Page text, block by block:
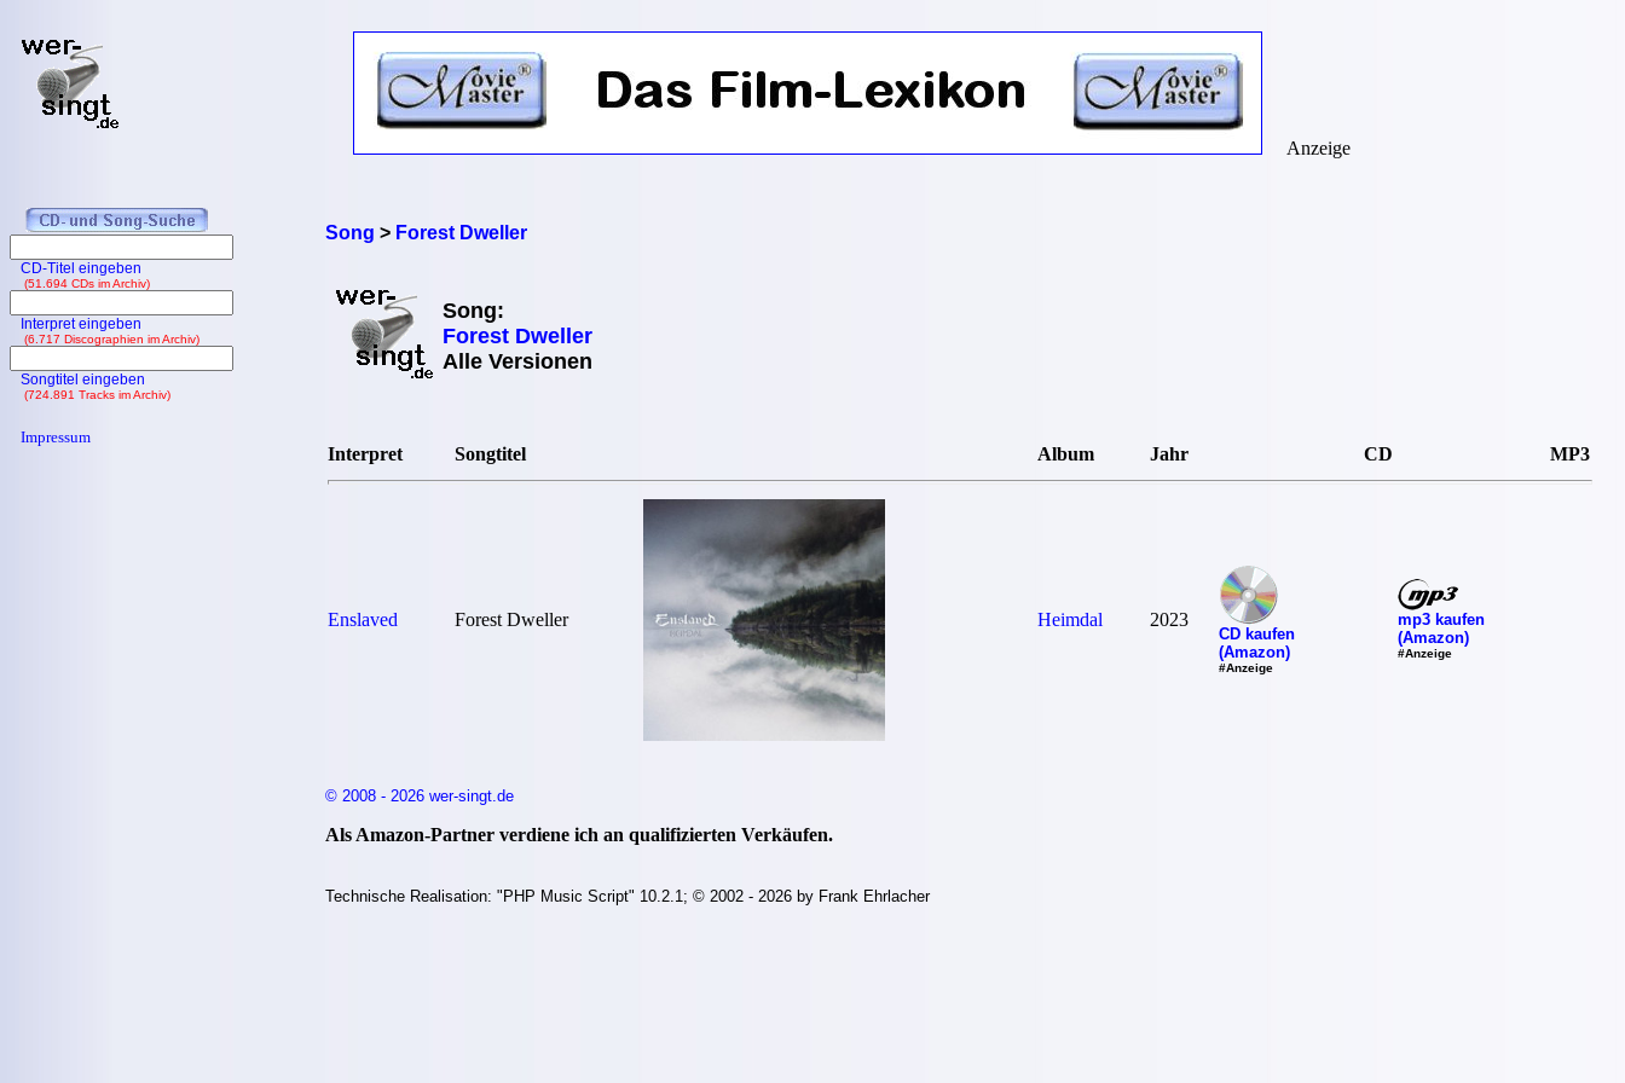
Song > Forest Dweller
Song:
Forest Dweller
Alle Versionen
Interpret Songtitel Album Jahr CD MP3
Enslaved Forest Dweller Heimdal 2023
CD kaufen
(Amazon)
#Anzeige
mp3 kaufen
(Amazon)
#Anzeige
© 2008 - 2026 wer-singt.de
Als Amazon-Partner verdiene ich an qualifizierten Verkäufen.
Technische Realisation: "PHP Music Script" 10.2.1; © 2002 - 2026 by Frank Ehrlacher
Anzeige
CD-Titel eingeben
(51.694 CDs im Archiv)
Interpret eingeben
(6.717 Discographien im Archiv)
Songtitel eingeben
(724.891 Tracks im Archiv)
Impressum